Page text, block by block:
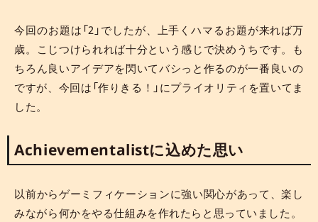
今回のお題は「2」でしたが、上手くハマるお題が来れば万
歳。こじつけられれば十分という感じで決めうちです。も
ちろん良いアイデアを閃いてバシっと作るのが一番良いの
ですが、今回は「作りきる！」にプライオリティを置いてま
した。
Achievementalistに込めた思い
以前からゲーミフィケーションに強い関心があって、楽し
みながら何かをやる仕組みを作れたらと思っていました。